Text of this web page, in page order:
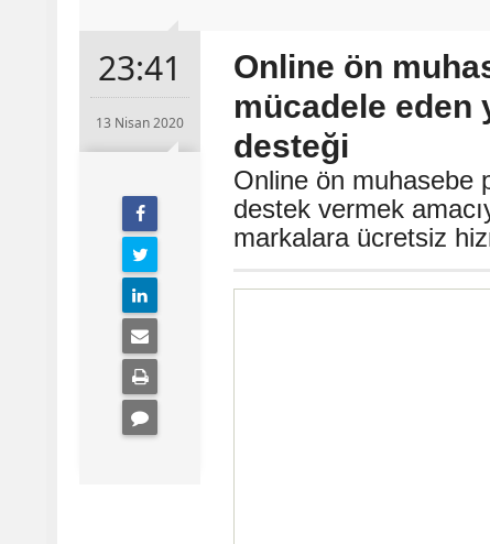
23:41
13 Nisan 2020
Online ön
mücadele eden
desteği
Online ön muhasebe
destek vermek
markalara ücretsiz